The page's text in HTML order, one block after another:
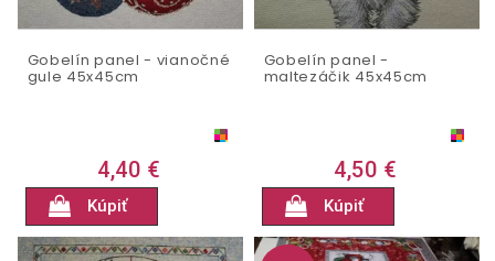
Gobelín panel - vianočné
gule 45x45cm
4,40 €
Kúpiť
Gobelín panel -
maltezáčik 45x45cm
4,50 €
Kúpiť